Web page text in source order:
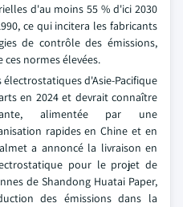
d'au moins 55 % d'ici 2030
ce qui incitera les fabricants
de contrôle des émissions,
ces normes élevées.
d'Asie-Pacifique
en 2024 et devrait connaître
alimentée par une
rapides en Chine et en
a annoncé la livraison en
pour le projet de
de Shandong Huatai Paper,
des émissions dans la